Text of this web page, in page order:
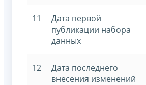
11
Дата первой
публикации набора
данных
12
Дата последнего
внесения изменений